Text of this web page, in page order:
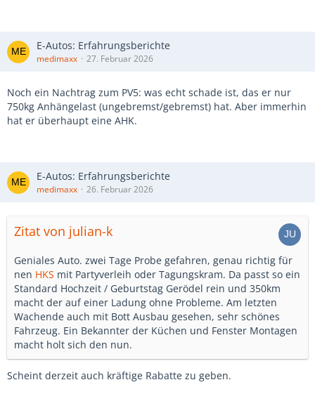
E-Autos: Erfahrungsberichte
medimaxx 27. Februar 2026
Noch ein Nachtrag zum PV5: was echt schade ist, das er nur
750kg Anhängelast (ungebremst/gebremst) hat. Aber immerhin
hat er überhaupt eine AHK.
E-Autos: Erfahrungsberichte
medimaxx 26. Februar 2026
Zitat von julian-k
Geniales Auto. zwei Tage Probe gefahren, genau richtig für
nen HKS mit Partyverleih oder Tagungskram. Da passt so ein
Standard Hochzeit / Geburtstag Gerödel rein und 350km
macht der auf einer Ladung ohne Probleme. Am letzten
Wachende auch mit Bott Ausbau gesehen, sehr schönes
Fahrzeug. Ein Bekannter der Küchen und Fenster Montagen
macht holt sich den nun.
Scheint derzeit auch kräftige Rabatte zu geben.